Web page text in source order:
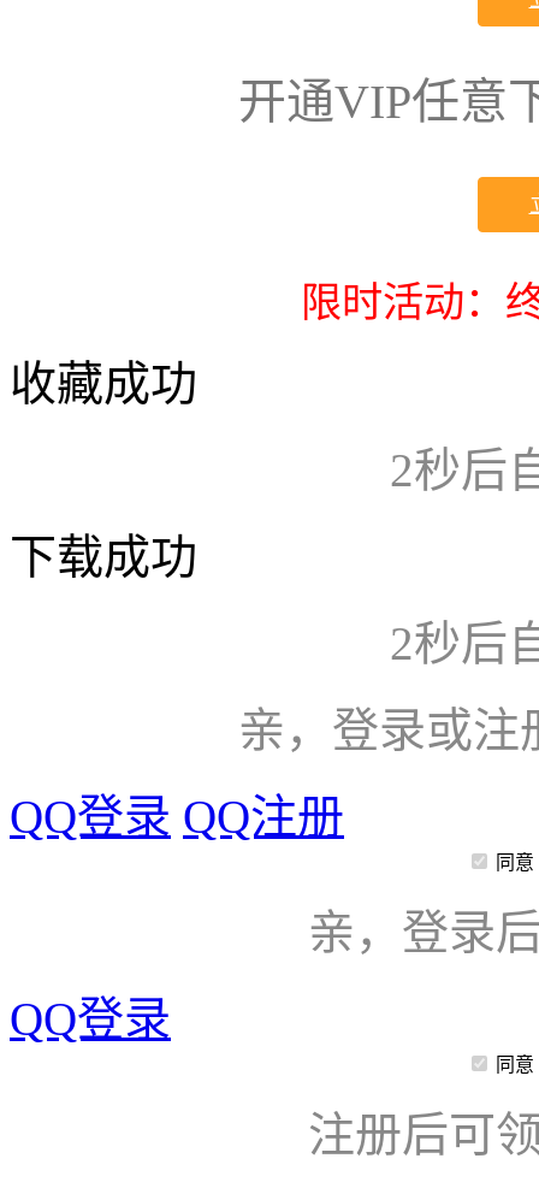
开通VIP任意
限时活动：
收藏成功
2秒后
下载成功
2秒后
亲，登录或注
QQ登录 QQ注册
同意
亲，登录
QQ登录
同意
注册后可